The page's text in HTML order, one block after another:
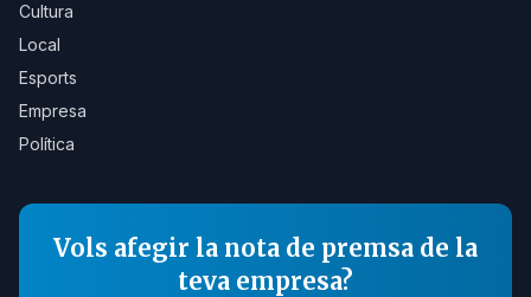
Cultura
Local
Esports
Empresa
Política
Vols afegir la nota de premsa de la
teva empresa?